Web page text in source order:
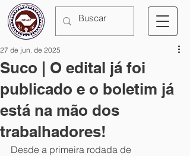
Suco | O edital já foi
publicado e o boletim já
está na mão dos
trabalhadores!
27 de jun. de 2025
Desde a primeira rodada de